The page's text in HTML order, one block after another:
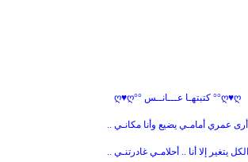
ღ♥ღ°° كتبتهـا عـــانــس °°ღ♥ღ
أرى عمري أمامـي يضيع وأنا مكانـي ..
الكل يتغير إلا أنا .. أحلامـي غادرتنـي ..